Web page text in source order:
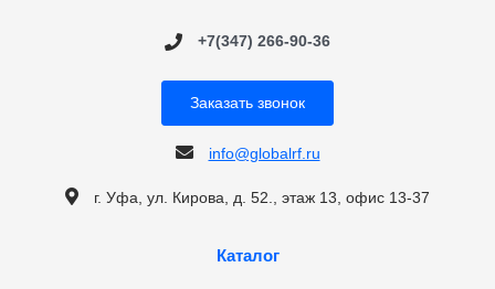
+7(347) 266-90-36
Заказать звонок
info@globalrf.ru
г. Уфа, ул. Кирова, д. 52., этаж 13, офис 13-37
Каталог